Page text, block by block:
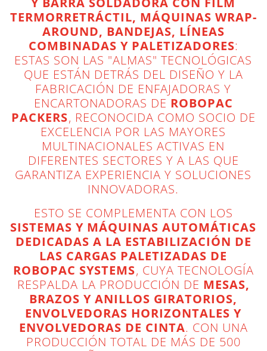
TERMORRETRÁCTIL, MÁQUINAS WRAP-
AROUND, BANDEJAS, LÍNEAS
COMBINADAS Y PALETIZADORES:
ESTAS SON LAS "ALMAS" TECNOLÓGICAS
QUE ESTÁN DETRÁS DEL DISEÑO Y LA
FABRICACIÓN DE ENFAJADORAS Y
ENCARTONADORAS DE ROBOPAC
PACKERS, RECONOCIDA COMO SOCIO DE
EXCELENCIA POR LAS MAYORES
MULTINACIONALES ACTIVAS EN
DIFERENTES SECTORES Y A LAS QUE
GARANTIZA EXPERIENCIA Y SOLUCIONES
INNOVADORAS.
ESTO SE COMPLEMENTA CON LOS
SISTEMAS Y MÁQUINAS AUTOMÁTICAS
DEDICADAS A LA ESTABILIZACIÓN DE
LAS CARGAS PALETIZADAS DE
ROBOPAC SYSTEMS, CUYA TECNOLOGÍA
RESPALDA LA PRODUCCIÓN DE MESAS,
BRAZOS Y ANILLOS GIRATORIOS,
ENVOLVEDORAS HORIZONTALES Y
ENVOLVEDORAS DE CINTA. CON UNA
PRODUCCIÓN TOTAL DE MÁS DE 500